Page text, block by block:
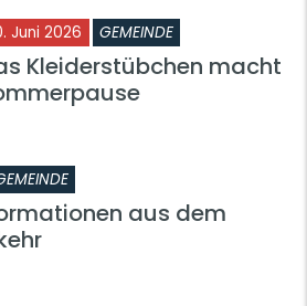
Juni 2026 GEMEINDE
Kleiderstübchen macht
aus dem